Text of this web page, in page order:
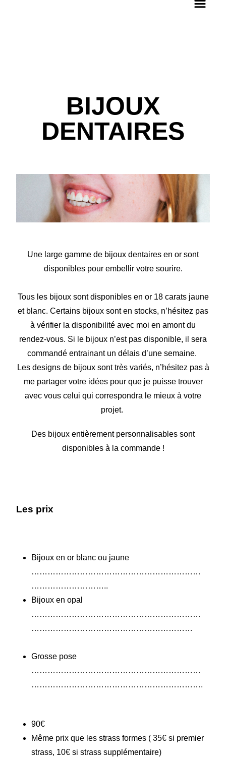
BIJOUX
DENTAIRES
Une large gamme de bijoux dentaires en or sont
disponibles pour embellir votre sourire.
Tous les bijoux sont disponibles en or 18 carats jaune
et blanc. Certains bijoux sont en stocks, n’hésitez pas
à vérifier la disponibilité avec moi en amont du
rendez-vous. Si le bijoux n’est pas disponible, il sera
commandé entrainant un délais d’une semaine.
Les designs de bijoux sont très variés, n’hésitez pas à
me partager votre idées pour que je puisse trouver
avec vous celui qui correspondra le mieux à votre
projet.
Des bijoux entièrement personnalisables sont
disponibles à la commande !
Les prix
Bijoux en or blanc ou jaune
………………………………………………………
………………………..
Bijoux en opal
………………………………………………………
……………………………………………………
Grosse pose
………………………………………………………
……………………………………………………….
90€
Même prix que les strass formes ( 35€ si premier
strass, 10€ si strass supplémentaire)